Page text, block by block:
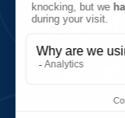
5, quai de la